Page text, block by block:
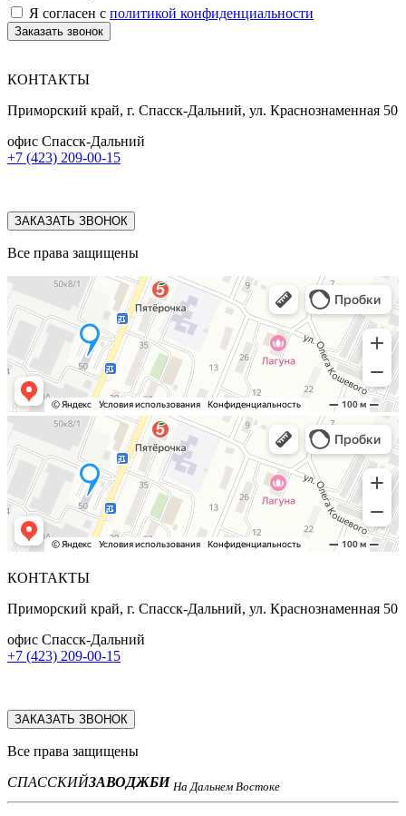
Я согласен с политикой конфиденциальности
Заказать звонок
КОНТАКТЫ
Приморский край, г. Спасск-Дальний, ул. Краснознаменная 50
офис Спасск-Дальний
+7 (423) 209-00-15
ЗАКАЗАТЬ ЗВОНОК
Все права защищены
КОНТАКТЫ
Приморский край, г. Спасск-Дальний, ул. Краснознаменная 50
офис Спасск-Дальний
+7 (423) 209-00-15
ЗАКАЗАТЬ ЗВОНОК
Все права защищены
СПАССКИЙЗАВОДЖБИ На Дальнем Востоке